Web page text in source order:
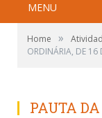
MENU
Home »
ORDINÁRIA, DE 16
PAUTA